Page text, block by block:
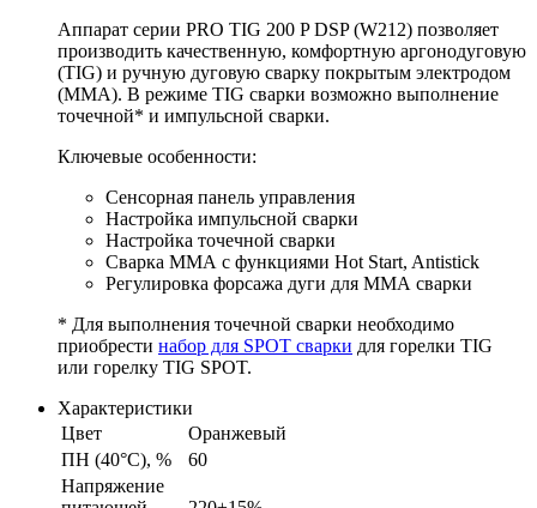
Аппарат серии PRO TIG 200 P DSP (W212) позволяет
производить качественную, комфортную аргонодуговую
(TIG) и ручную дуговую сварку покрытым электродом
(MMA). В режиме TIG сварки возможно выполнение
точечной* и импульсной сварки.
Ключевые особенности:
Cенсорная панель управления
Настройка импульсной сварки
Настройка точечной сварки
Сварка ММА с функциями Hot Start, Antistick
Регулировка форсажа дуги для ММА сварки
* Для выполнения точечной сварки необходимо
приобрести набор для SPOT сварки для горелки TIG
или горелку TIG SPOT.
Характеристики
Цвет
Оранжевый
ПН (40°C), %
60
Напряжение